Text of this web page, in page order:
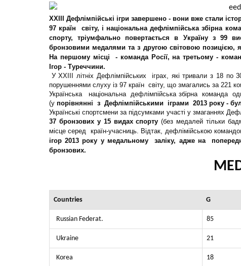
ХХІІІ Дефлімпійські ігри завершено - вони вже стали
97 країн
світу, і національна дефлімпійська збірна
спорту, тріумфально повертається в Україну з 99
бронзовими медалями та з другою світовою позицією,
На першому місці - команда Росії, на третьому -
Ігор - Туреччини.
У ХХІІІ літніх Дефлімпійських іграх, які тривали з 18
порушеннями слуху із 97 країн світу, що змагались за 221
Українська національна дефлімпійська збірна команда
(у порівнянні з Дефлімпійськими іграми 2013 року -
Українські спортсмени за підсумками участі у змаганнях
37 бронзових у 15 видах спорту (без медалей тільки
місце серед країн-учасниць. Відтак, дефлімійською
ігор 2013 року у медальному заліку, адже на
бронзових.
Countries G
Russian Federat. 85
Ukraine 21
Korea 18